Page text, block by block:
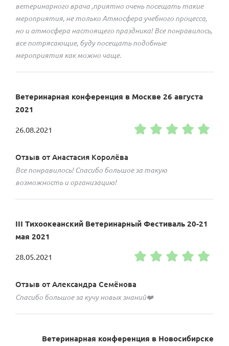
ветеринарного врача ,приятно очень посещать такие
мероприятия, не только Атмосфера учебного процесса,
но и атмосфера настоящего праздника! Все понравилось,
все потрясающие, буду посещать подобные
мероприятия как можно чаще.
Ветеринарная конференция в Москве 26 августа
2021
26.08.2021
Отзыв от Анастасия Королёва
Все понравилось! Спасибо большое за такую
возможность и организацию!
III Тихоокеанский Ветеринарный Фестиваль 20-21
мая 2021
28.05.2021
Отзыв от Александра Семёнова
Спасибо большое за кучу новых знаний❤️
Ветеринарная конференция в Новосибирске